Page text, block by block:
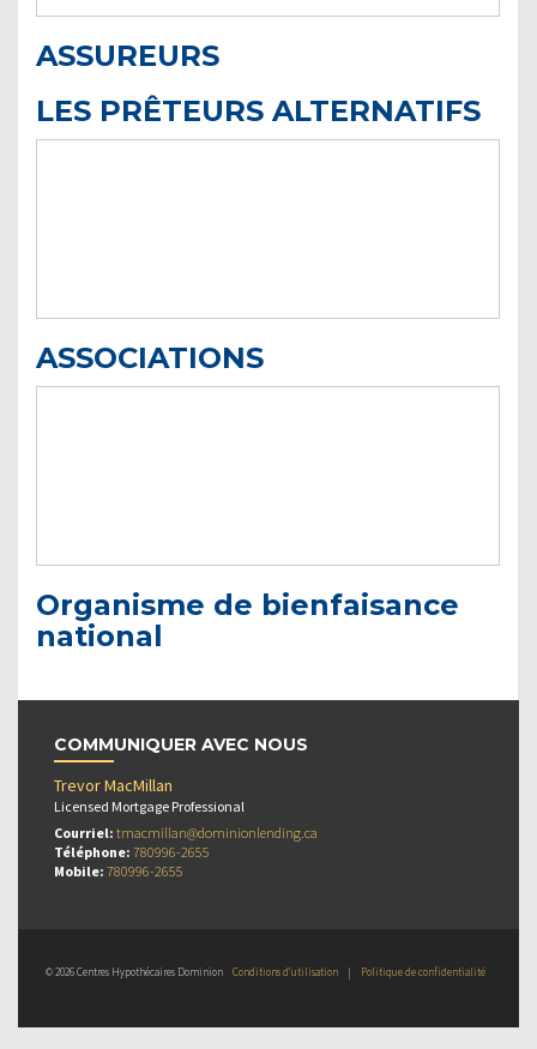
ASSUREURS
LES PRÊTEURS ALTERNATIFS
ASSOCIATIONS
Organisme de bienfaisance
national
COMMUNIQUER AVEC NOUS
Trevor MacMillan
Licensed Mortgage Professional
Courriel: tmacmillan@dominionlending.ca
Téléphone: 780996-2655
Mobile: 780996-2655
© 2026 Centres Hypothécaires Dominion Conditions d’utilisation | Politique de confidentialité